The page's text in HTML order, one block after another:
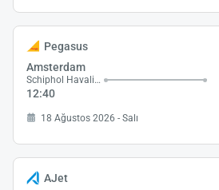
Pegasus
Amsterdam
Schiphol Havalimanı
12:40
18 Ağustos 2026 - Salı
AJet